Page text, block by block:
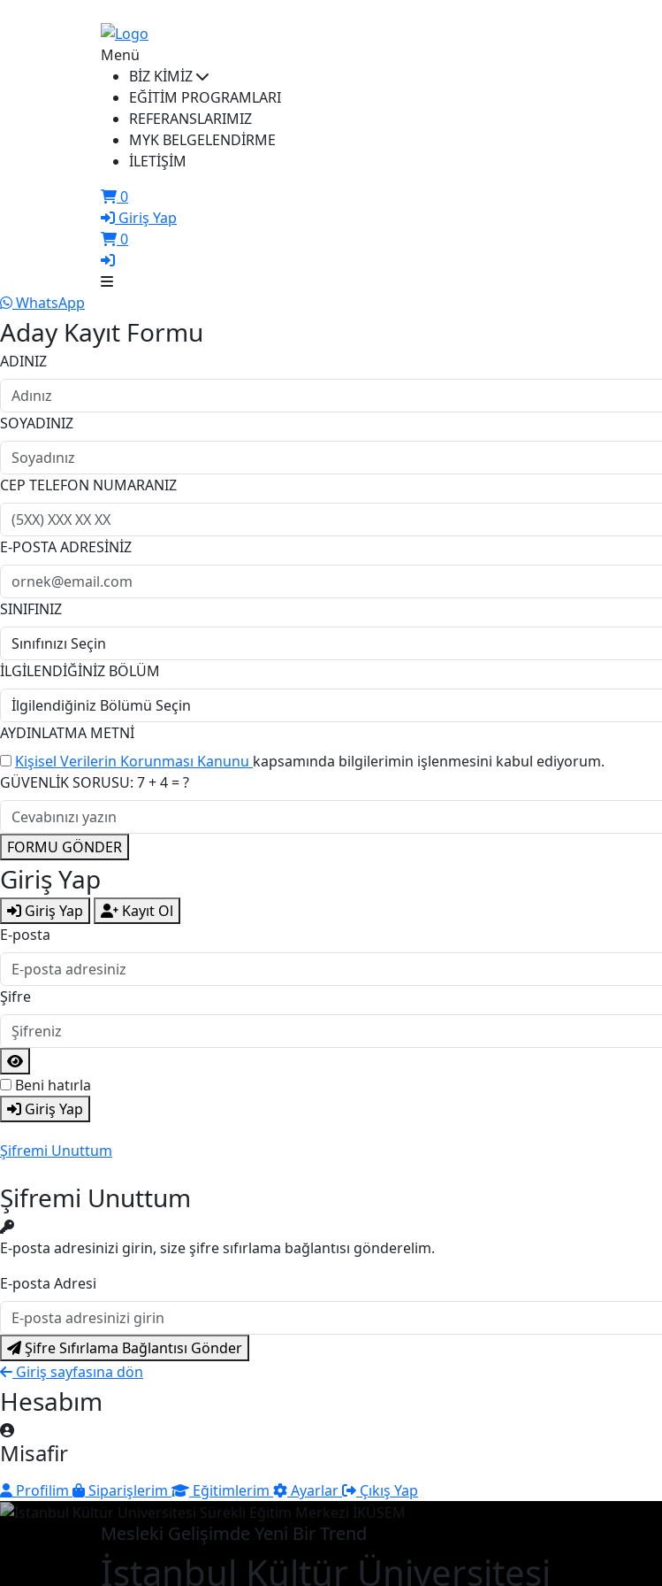
Menü
BİZ KİMİZ
EĞİTİM PROGRAMLARI
REFERANSLARIMIZ
MYK BELGELENDİRME
İLETİŞİM
0
Giriş Yap
0
WhatsApp
Aday Kayıt Formu
ADINIZ
SOYADINIZ
CEP TELEFON NUMARANIZ
E-POSTA ADRESİNİZ
SINIFINIZ
İLGİLENDİĞİNİZ BÖLÜM
AYDINLATMA METNİ
Kişisel Verilerin Korunması Kanunu kapsamında bilgilerimin işlenmesini kabul ediyorum.
GÜVENLİK SORUSU: 7 + 4 = ?
FORMU GÖNDER
Giriş Yap
Giriş Yap
Kayıt Ol
E-posta
Şifre
Beni hatırla
Giriş Yap
Şifremi Unuttum
Şifremi Unuttum
E-posta adresinizi girin, size şifre sıfırlama bağlantısı gönderelim.
E-posta Adresi
Şifre Sıfırlama Bağlantısı Gönder
Giriş sayfasına dön
Hesabım
Misafir
Profilim Siparişlerim Eğitimlerim Ayarlar Çıkış Yap
Mesleki Gelişimde Yeni Bir Trend
İstanbul Kültür Üniversitesi